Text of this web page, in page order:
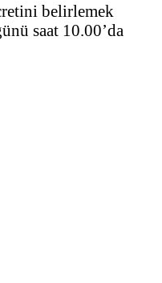
belirlemek
saat 10.00’da